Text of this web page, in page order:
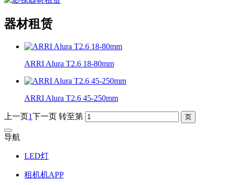
器材租赁
ARRI Alura T2.6 18-80mm
ARRI Alura T2.6 45-250mm
上一页1下一页 转至第
导航
LED灯
租机机APP